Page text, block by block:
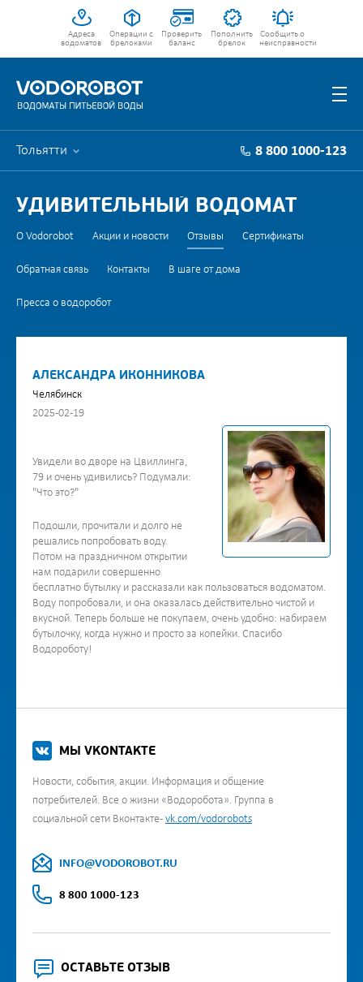
Адреса
водоматов
Операции с
брелоками
Проверить
баланс
Пополнить
брелок
Сообщить о
неисправности
Тольятти 8 800 1000-123
УДИВИТЕЛЬНЫЙ ВОДОМАТ
О Vodorobot Акции и новости Отзывы Сертификаты
Обратная связь Контакты В шаге от дома
Пресса о водоробот
АЛЕКСАНДРА ИКОННИКОВА
Челябинск
2025-02-19
Увидели во дворе на Цвиллинга,
79 и очень удивились? Подумали:
"Что это?"
Подошли, прочитали и долго не
решались попробовать воду.
Потом на праздничном открытии
нам подарили совершенно
бесплатно бутылку и рассказали как пользоваться водоматом.
Воду попробовали, и она оказалась действительно чистой и
вкусной. Теперь больше не покупаем, очень удобно: набираем
бутылочку, когда нужно и просто за копейки. Спасибо
Водороботу!
МЫ VKONTAKTE
Новости, события, акции. Информация и общение
потребителей. Все о жизни «Водоробота». Группа в
социальной сети Вконтакте - vk.com/vodorobots
INFO@VODOROBOT.RU
8 800 1000-123
ОСТАВЬТЕ ОТЗЫВ